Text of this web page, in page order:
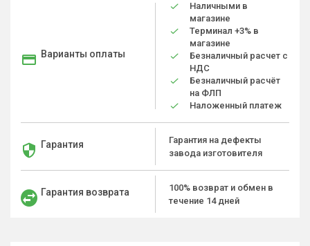
Варианты оплаты
Наличными в
магазине
Терминал +3% в
магазине
Безналичный расчет с
НДС
Безналичный расчёт
на ФЛП
Наложенный платеж
Гарантия
Гарантия на дефекты
завода изготовителя
Гарантия возврата
100% возврат и обмен в
течение 14 дней